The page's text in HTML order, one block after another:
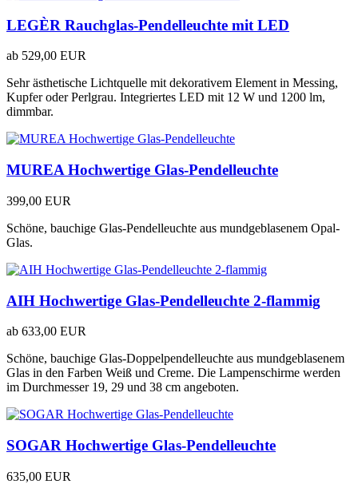
LEGÈR Rauchglas-Pendelleuchte mit LED
ab 529,00 EUR
Sehr ästhetische Lichtquelle mit dekorativem Element in Messing,
Kupfer oder Perlgrau. Integriertes LED mit 12 W und 1200 lm,
dimmbar.
MUREA Hochwertige Glas-Pendelleuchte
399,00 EUR
Schöne, bauchige Glas-Pendelleuchte aus mundgeblasenem Opal-
Glas.
AIH Hochwertige Glas-Pendelleuchte 2-flammig
ab 633,00 EUR
Schöne, bauchige Glas-Doppelpendelleuchte aus mundgeblasenem
Glas in den Farben Weiß und Creme. Die Lampenschirme werden
im Durchmesser 19, 29 und 38 cm angeboten.
SOGAR Hochwertige Glas-Pendelleuchte
635,00 EUR